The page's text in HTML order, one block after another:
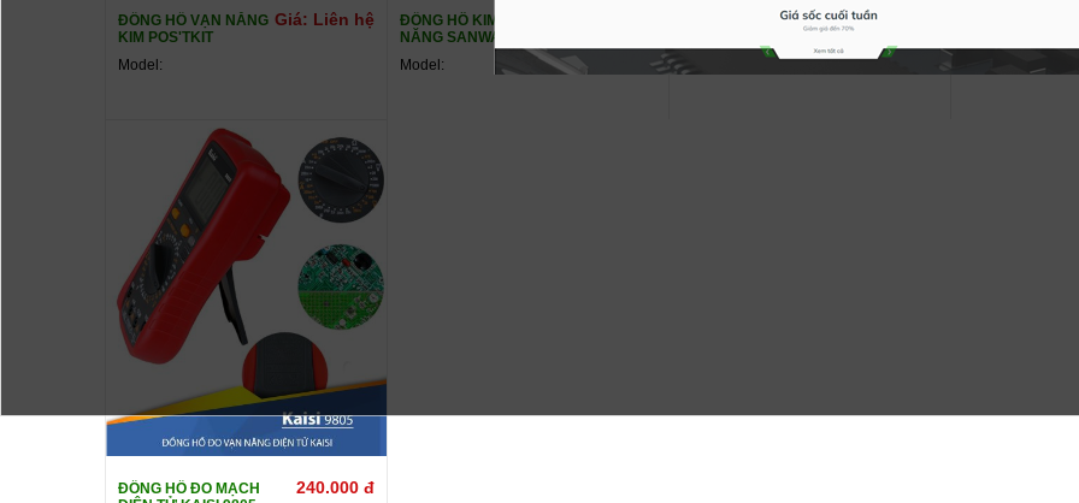
Xem chi tiết
ĐỒNG HỒ VẠN NĂNG
KIM POS'TKIT
Giá: Liên hệ
Model:
Xem chi tiết Mua ngay
ĐỒNG HÔ KIM VẠN
NĂNG SANWA
Model:
Xem chi tiết Mua ngay
ĐỒNG HỒ VẠN NĂNG
330.000 đ
ÔM, THÔNG
ĐỒNG HỒ ĐO MẠCH
240.000 đ